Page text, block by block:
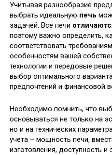
Учитывая разнообразие
выбрать идеальную печь
задачей. Все печи
поэтому важно определить,
соответствовать
особенностям вашей
технологии и передовые
выбор оптимального
предпочтений и финансовой
Необходимо помнить, что
основываться не только на
но и на технических
учета – мощность печи,
изготовления, доступность и